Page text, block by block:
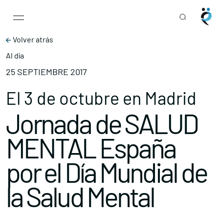
Main Navigation
Volver atrás
Al día
25 SEPTIEMBRE 2017
El 3 de octubre en Madrid
Jornada de SALUD
MENTAL España
por el Día Mundial de
la Salud Mental